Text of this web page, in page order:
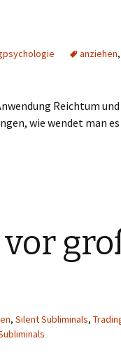
anziehen,
Reichtum
wie wendet man
es helfen?
, Silent Subliminals,